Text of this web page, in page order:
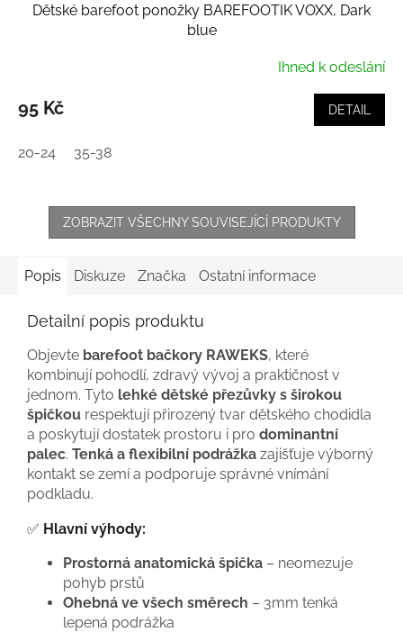
Dětské barefoot ponožky BAREFOOTIK VOXX, Dark
blue
Ihned k odeslání
95 Kč DETAIL
20-24 35-38
ZOBRAZIT VŠECHNY SOUVISEJÍCÍ PRODUKTY
Popis Diskuze Značka Ostatní informace
Detailní popis produktu
Objevte barefoot bačkory RAWEKS, které
kombinují pohodlí, zdravý vývoj a praktičnost v
jednom. Tyto lehké dětské přezůvky s širokou
špičkou respektují přirozený tvar dětského chodidla
a poskytují dostatek prostoru i pro dominantní
palec. Tenká a flexibilní podrážka zajišťuje výborný
kontakt se zemí a podporuje správné vnímání
podkladu.
✅ Hlavní výhody:
Prostorná anatomická špička – neomezuje
pohyb prstů
Ohebná ve všech směrech – 3mm tenká
lepená podrážka